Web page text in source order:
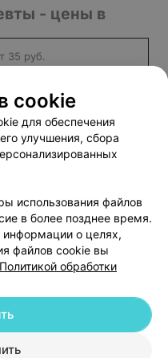
врач, который был
сейчас она перешла
в ее назначениях,
неё же научилась
это, либо
широкой душой и
пациентам.
- цены в
35 руб.
3 руб.
17 руб.
Размещение рекламы
cookie
для обеспечения
улучшения, сбора
использования файлов
в более позднее время.
информации о целях,
файлов cookie вы
Политикой обработки